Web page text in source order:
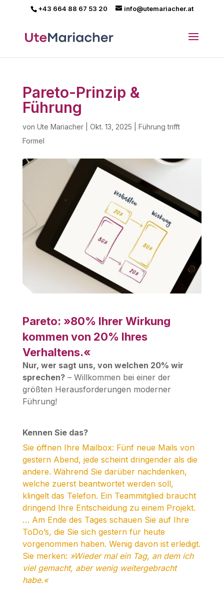
+43 664 88 67 53 20 info@utemariacher.at
Pareto-Prinzip &
Führung
von Ute Mariacher| Okt. 13, 2025
Führung trifft
Formel
Pareto: »80% Ihrer Wirkung
kommen von 20% Ihres
Verhaltens.«
Nur, wer sagt uns, von welchen 20% wir
sprechen?– Willkommen bei einer der
größten Herausforderungen moderner
Führung!
Kennen Sie das?
Sie öffnen Ihre Mailbox: Fünf neue Mails von
gestern Abend, jede scheint dringender als die
andere. Während Sie darüber nachdenken,
welche zuerst beantwortet werden soll,
klingelt das Telefon. Ein Teammitglied braucht
dringend Ihre Entscheidung zu einem Projekt.
… Am Ende des Tages schauen Sie auf Ihre
ToDo’s, die Sie sich gestern für heute
vorgenommen haben. Wenig davon ist erledigt.
Sie merken: »Wieder mal ein Tag, an dem ich
viel gemacht, aber wenig weitergebracht
habe.«